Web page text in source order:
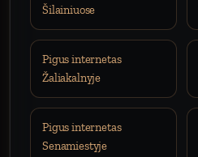
Šilainiuose
Pigus internetas
Žaliakalnyje
Pigus internetas
Senamiestyje